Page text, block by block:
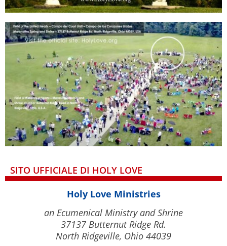
SITO UFFICIALE DI HOLY LOVE
Holy Love Ministries
an Ecumenical Ministry and Shrine
37137 Butternut Ridge Rd.
North Ridgeville, Ohio 44039